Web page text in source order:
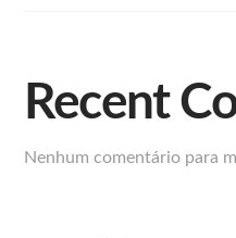
Recent
Nenhum comentário para